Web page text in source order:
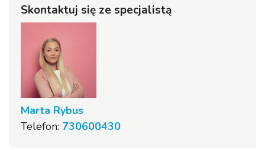
Skontaktuj się ze specjalistą
Marta Rybus
Telefon: 730600430